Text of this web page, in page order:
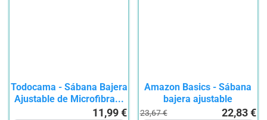
Todocama - Sábana Bajera
Ajustable de Microfibra...
11,99 €
Amazon Basics - Sábana
bajera ajustable
23,67 € 22,83 €